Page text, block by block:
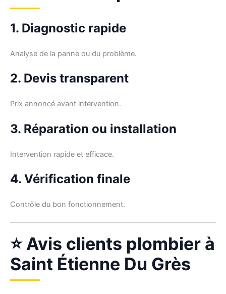
1. Diagnostic rapide
Analyse de la panne ou du problème.
2. Devis transparent
Prix annoncé avant intervention.
3. Réparation ou installation
Intervention rapide et efficace.
4. Vérification finale
Contrôle du bon fonctionnement.
⭐ Avis clients plombier à
Saint Étienne Du Grès